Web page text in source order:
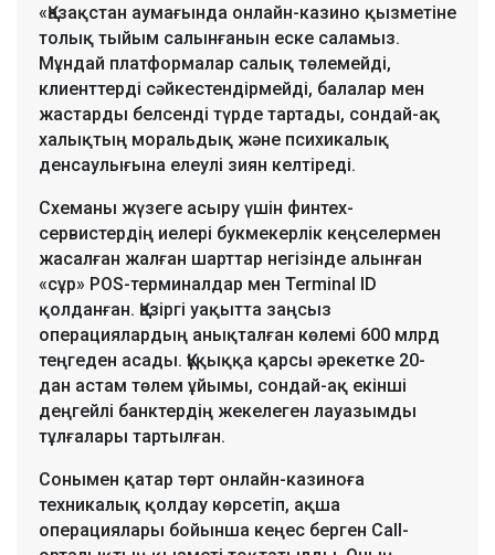
«Қазақстан аумағында онлайн-казино қызметіне
толық тыйым салынғанын еске саламыз.
Мұндай платформалар салық төлемейді,
клиенттерді сәйкестендірмейді, балалар мен
жастарды белсенді түрде тартады, сондай-ақ
халықтың моральдық және психикалық
денсаулығына елеулі зиян келтіреді.
Схеманы жүзеге асыру үшін финтех-
сервистердің иелері букмекерлік кеңселермен
жасалған жалған шарттар негізінде алынған
«сұр» POS-терминалдар мен Terminal ID
қолданған. Қазіргі уақытта заңсыз
операциялардың анықталған көлемі 600 млрд
теңгеден асады. Құқыққа қарсы әрекетке 20-
дан астам төлем ұйымы, сондай-ақ екінші
деңгейлі банктердің жекелеген лауазымды
тұлғалары тартылған.
Сонымен қатар төрт онлайн-казиноға
техникалық қолдау көрсетіп, ақша
операциялары бойынша кеңес берген Call-